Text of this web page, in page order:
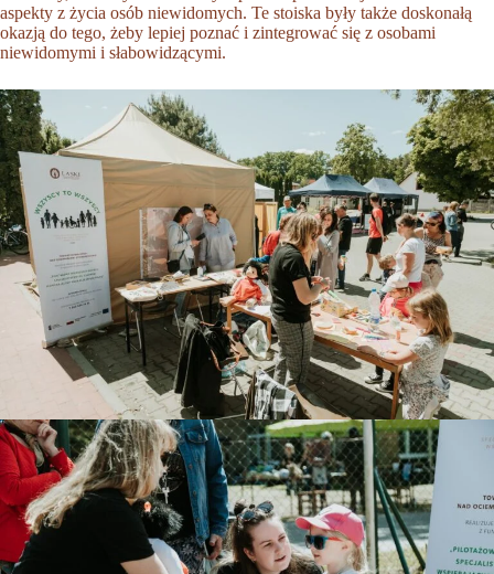
aspekty z życia osób niewidomych. Te stoiska były także doskonałą
okazją do tego, żeby lepiej poznać i zintegrować się z osobami
niewidomymi i słabowidzącymi.